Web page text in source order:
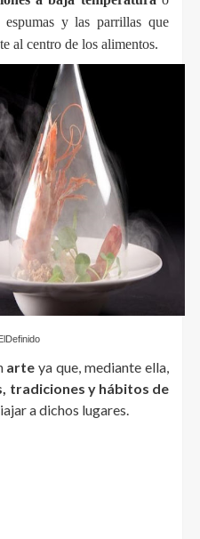
y las parrillas que
al centro de los alimentos.
arte ya que, mediante ella,
tradiciones y hábitos de
a dichos lugares.